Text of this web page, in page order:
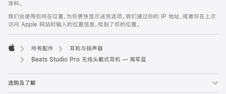
涂料。
我们会使用你所在位置，为你更快显示送货选项。我们通过你的 IP 地址，或者你在上次
访问 Apple 网站时输入的位置信息，找到了你的位置。
Apple
所有配件
耳机与扬声器
Beats Studio Pro 无线头戴式耳机 — 海军蓝
选购及了解